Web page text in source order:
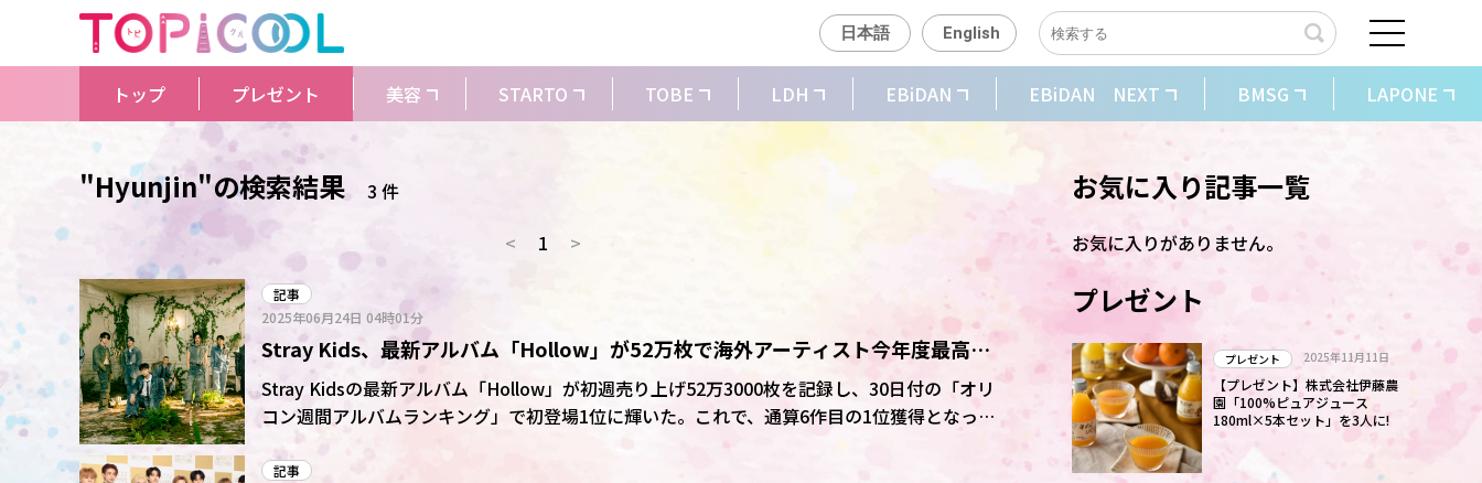
日本語 English
トップ プレゼント 美容 STARTO TOBE LDH EBiDAN EBiDAN NEXT BMSG LAPONE
"Hyunjin"の検索結果
3 件
<
1 >
記事
2025年06月24日 04時01分
Stray Kids、最新アルバム「Hollow」が52万枚で海外アーティスト今年度最高初
週売り上げ!週間ランキングでは通算6作目の1位に
Stray Kidsの最新アルバム「Hollow」が初週売り上げ52万3000枚を記録し、30日付の「オリ
コン週間アルバムランキング」で初登場1位に輝いた。これで、通算6作目の1位獲得となっ
た。
記事
お気に入り記事一覧
お気に入りがありません。
プレゼント
プレゼント 2025年11月11日
【プレゼント】株式会社伊藤農
園「100%ピュアジュース
180ml×5本セット」を3人に!